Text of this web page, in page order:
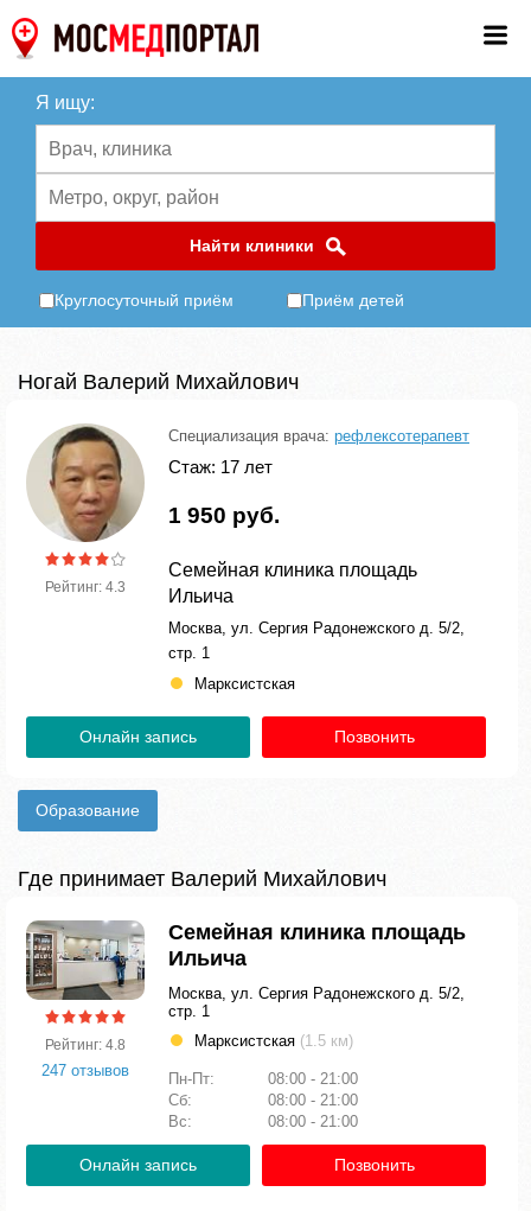
Я ищу:
Найти клиники
Круглосуточный приём Приём детей
Ногай Валерий Михайлович
Рейтинг: 4.3
Специализация врача: рефлексотерапевт
Стаж: 17 лет
1 950 руб.
Семейная клиника площадь
Ильича
Москва, ул. Сергия Радонежского д. 5/2,
стр. 1
Марксистская
Онлайн запись Позвонить
Образование
Где принимает Валерий Михайлович
Рейтинг: 4.8
247 отзывов
Семейная клиника площадь
Ильича
Москва, ул. Сергия Радонежского д. 5/2,
стр. 1
Марксистская (1.5 км)
Пн-Пт:
08:00 - 21:00
Сб:
08:00 - 21:00
Вс:
08:00 - 21:00
Онлайн запись Позвонить